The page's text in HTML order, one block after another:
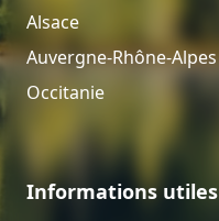
Alsace
Auvergne-Rhône-Alpes
Occitanie
Informations utiles